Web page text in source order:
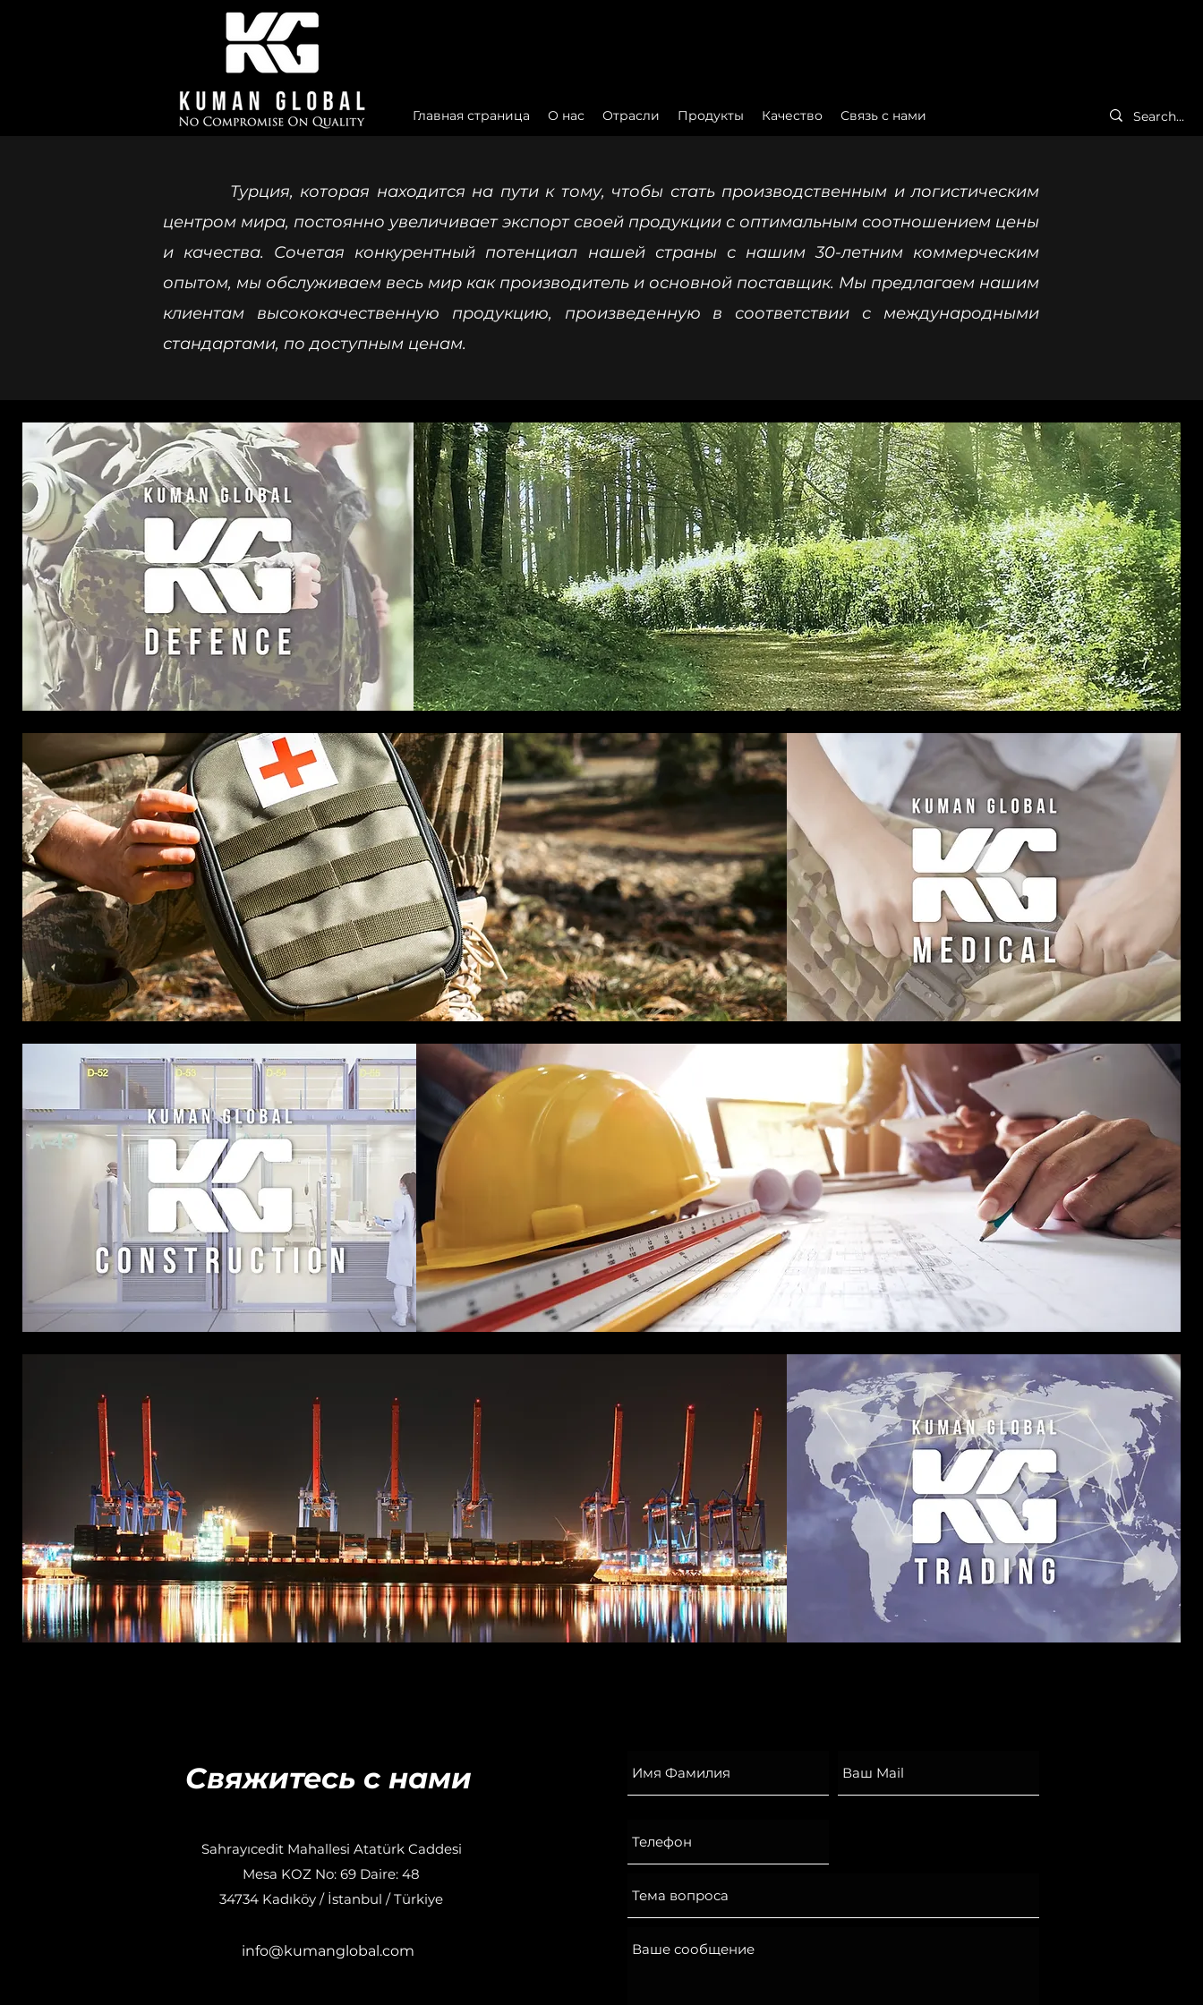
Главная страница О нас Отрасли Продукты Качество Связь с нами
Турция, которая находится на пути к тому, чтобы стать производственным и логистическим
центром мира, постоянно увеличивает экспорт своей продукции с оптимальным соотношением цены
и качества. Сочетая конкурентный потенциал нашей страны с нашим 30-летним коммерческим
опытом, мы обслуживаем весь мир как производитель и основной поставщик. Мы предлагаем нашим
клиентам высококачественную продукцию, произведенную в соответствии с международными
стандартами, по доступным ценам.
Свяжитесь с нами
Sahrayıcedit Mahallesi Atatürk Caddesi
Mesa KOZ No: 69 Daire: 48
34734 Kadıköy / İstanbul / Türkiye
info@kumanglobal.com